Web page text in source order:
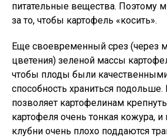
питательные вещества. Поэтому
за то, чтобы картофель «косить».
Еще своевременный срез (через
цветения) зеленой массы
чтобы плоды были
способность храниться
позволяет картофелинам
картофеля очень тонкая кожура, и
клубни очень плохо поддаются